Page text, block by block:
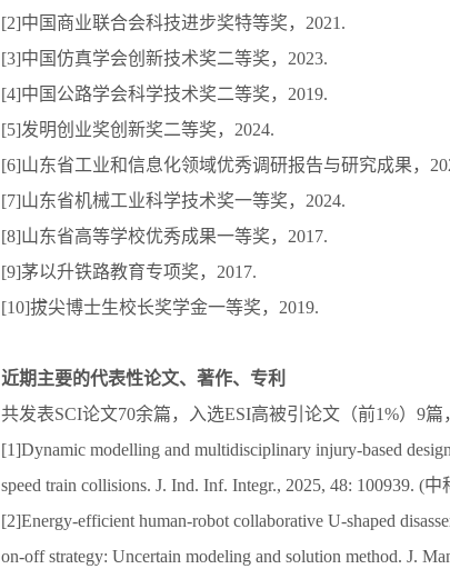
[2]中国商业联合会科技进步奖特等奖，2021.
[3]中国仿真学会创新技术奖二等奖，2023.
[4]中国公路学会科学技术奖二等奖，2019.
[5]发明创业奖创新奖二等奖，2024.
[6]山东省工业和信息化领域优秀调研报告与研究成果，
[7]山东省机械工业科学技术奖一等奖，2024.
[8]山东省高等学校优秀成果一等奖，2017.
[9]茅以升铁路教育专项奖，2017.
[10]拔尖博士生校长奖学金一等奖，2019.
近期主要的代表性论文、著作、专利
共发表SCI论文70余篇，入选ESI高被引论文（前1%）9
[1]Dynamic modelling and multidisciplinary injury-based
speed train collisions. J. Ind. Inf. Integr., 2025, 48: 100939. (
[2]Energy-efficient human-robot collaborative U-shaped
on-off strategy: Uncertain modeling and solution method. J.